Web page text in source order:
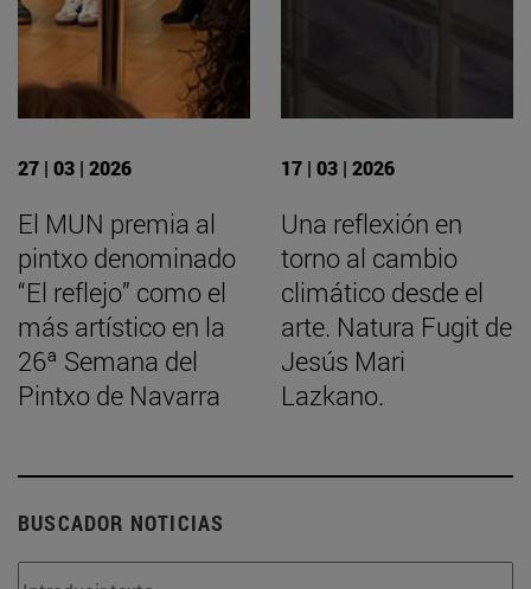
27 | 03 | 2026
El MUN premia al
pintxo denominado
“El reflejo” como el
más artístico en la
26ª Semana del
Pintxo de Navarra
17 | 03 | 2026
Una reflexión en
torno al cambio
climático desde el
arte. Natura Fugit de
Jesús Mari
Lazkano.
BUSCADOR NOTICIAS